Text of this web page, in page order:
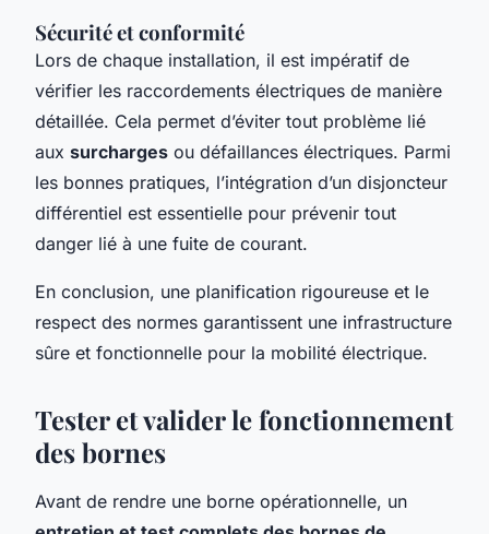
Sécurité et conformité
Lors de chaque installation, il est impératif de
vérifier les raccordements électriques de manière
détaillée. Cela permet d’éviter tout problème lié
aux surcharges ou défaillances électriques. Parmi
les bonnes pratiques, l’intégration d’un disjoncteur
différentiel est essentielle pour prévenir tout
danger lié à une fuite de courant.
En conclusion, une planification rigoureuse et le
respect des normes garantissent une infrastructure
sûre et fonctionnelle pour la mobilité électrique.
Tester et valider le fonctionnement
des bornes
Avant de rendre une borne opérationnelle, un